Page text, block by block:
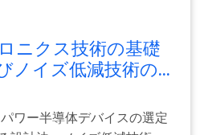
ニクス技術の基礎
ノイズ低減技術の...
ワー半導体デバイスの選定